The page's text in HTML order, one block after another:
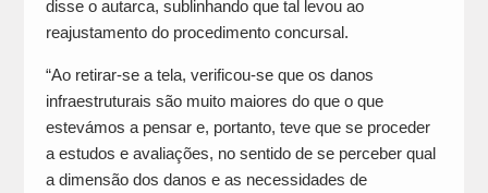
disse o autarca, sublinhando que tal levou ao
reajustamento do procedimento concursal.
“Ao retirar-se a tela, verificou-se que os danos
infraestruturais são muito maiores do que o que
estevámos a pensar e, portanto, teve que se proceder
a estudos e avaliações, no sentido de se perceber qual
a dimensão dos danos e as necessidades de